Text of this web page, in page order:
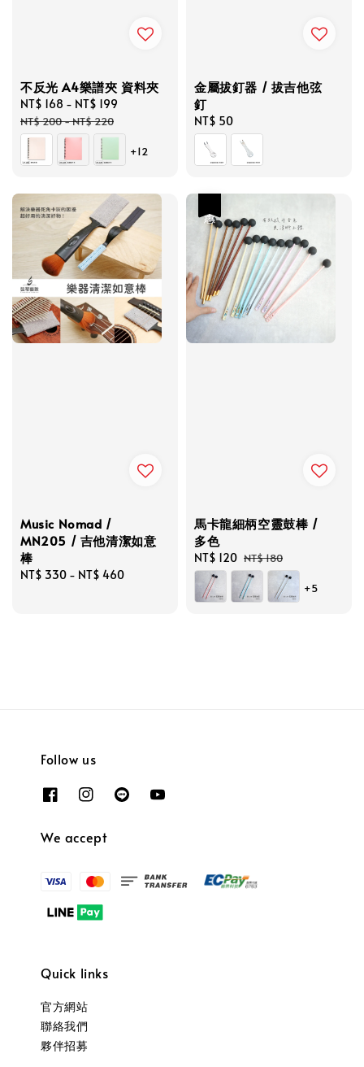
不反光 A4樂譜夾 資料夾
Sale
price
NT$ 168 - NT$ 199
NT$ 200-NT$ 220
+12
金屬拔釘器 / 拔吉他弦
釘
Regular
price
NT$ 50
Music Nomad /
MN205 / 吉他清潔如意
棒
Regular
NT$ 330 - NT$ 460
馬卡龍細柄空靈鼓棒 /
多色
Sale
price
NT$ 120 Regular
price
NT$ 180
+5
Follow us
We accept
Quick links
官方網站
聯絡我們
夥伴招募